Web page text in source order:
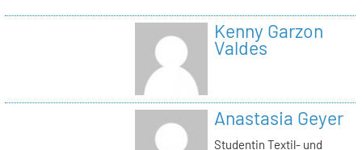
Kenny Garzon
Valdes
Anastasia Geyer
Studentin Textil- und